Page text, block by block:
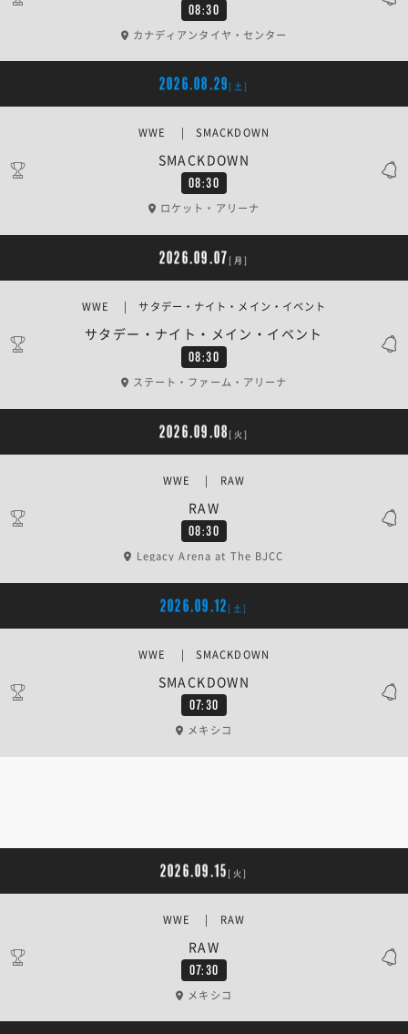
08:30
カナディアンタイヤ・センター
2026.08.29 [土]
08:30
SMACKDOWN
WWE | SMACKDOWN
ロケット・アリーナ
2026.09.07 [月]
08:30
サタデー・ナイト・メイン・イベント
WWE | サタデー・ナイト・メイン・イベント
ステート・ファーム・アリーナ
2026.09.08 [火]
08:30
RAW
WWE | RAW
Legacy Arena at The BJCC
2026.09.12 [土]
07:30
SMACKDOWN
WWE | SMACKDOWN
メキシコ
2026.09.15 [火]
07:30
RAW
WWE | RAW
メキシコ